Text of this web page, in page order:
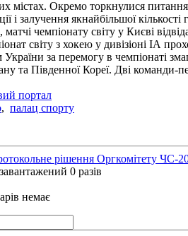
містах. Окремо торкнулися
і залучення якнайбільшої
чемпіонату світу у Києві
світу з хокею у дивізіоні ІА
за перемогу в чемпіонаті
та Південної Кореї. Дві команди-
портал
, палац спорту
рішення Оргкомітету ЧС-
0 разів
немає